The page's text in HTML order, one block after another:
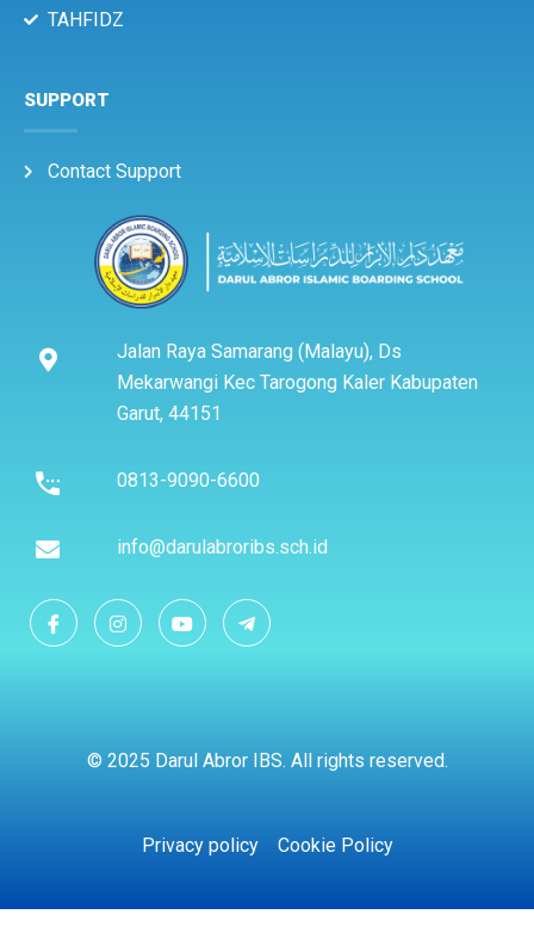
TAHFIDZ
SUPPORT
Contact Support
Jalan Raya Samarang (Malayu), Ds
Mekarwangi Kec Tarogong Kaler Kabupaten
Garut, 44151
0813-9090-6600
info@darulabroribs.sch.id
© 2025 Darul Abror IBS. All rights reserved.
Privacy policy Cookie Policy